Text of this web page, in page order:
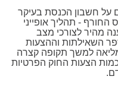
על חשבון הכנסת בעיקר
- תהליך אופייני
מהיר לצורכי מצב
השאילתות וההצעות
המליאה למשך תקופה קצרה
הצעות החוק הפרטיות